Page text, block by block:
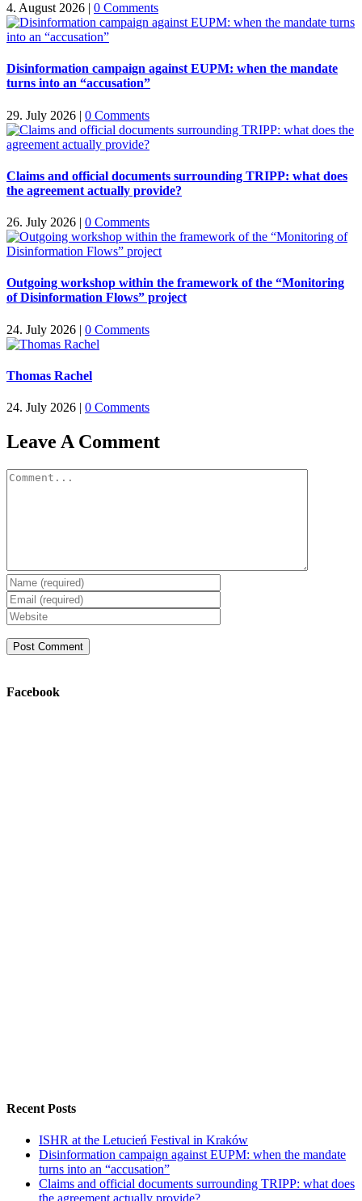
4. August 2026 | 0 Comments
Disinformation campaign against EUPM: when the mandate
turns into an “accusation”
29. July 2026 | 0 Comments
Claims and official documents surrounding TRIPP: what does
the agreement actually provide?
26. July 2026 | 0 Comments
Outgoing workshop within the framework of the “Monitoring
of Disinformation Flows” project
24. July 2026 | 0 Comments
Thomas Rachel
24. July 2026 | 0 Comments
Leave A Comment
Comment
Facebook
Recent Posts
ISHR at the Letucień Festival in Kraków
Disinformation campaign against EUPM: when the mandate
turns into an “accusation”
Claims and official documents surrounding TRIPP: what does
the agreement actually provide?